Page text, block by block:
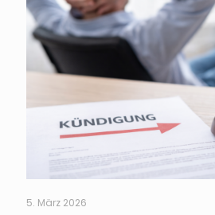
5. März 2026